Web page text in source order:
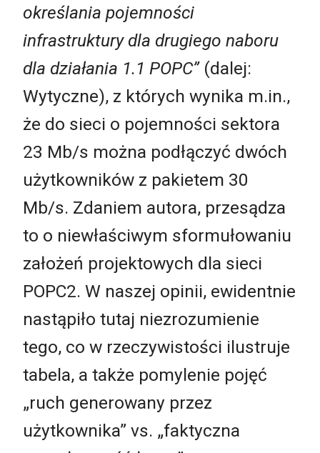
określania pojemności
infrastruktury dla drugiego naboru
dla działania 1.1 POPC”(dalej:
Wytyczne), z których wynika m.in.,
że do sieci o pojemności sektora
23 Mb/s można podłączyć dwóch
użytkowników z pakietem 30
Mb/s. Zdaniem autora, przesądza
to o niewłaściwym sformułowaniu
założeń projektowych dla sieci
POPC2. W naszej opinii, ewidentnie
nastąpiło tutaj niezrozumienie
tego, co w rzeczywistości ilustruje
tabela, a także pomylenie pojęć
„ruch generowany przez
użytkownika” vs. „faktyczna